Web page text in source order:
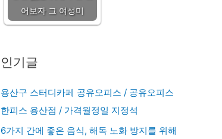
어보자 그 여성미
인기글
용산구 스터디카페 공유오피스 / 공유오피스
한피스 용산점 / 가격월정일 지정석
6가지 간에 좋은 음식, 해독 노화 방지를 위해